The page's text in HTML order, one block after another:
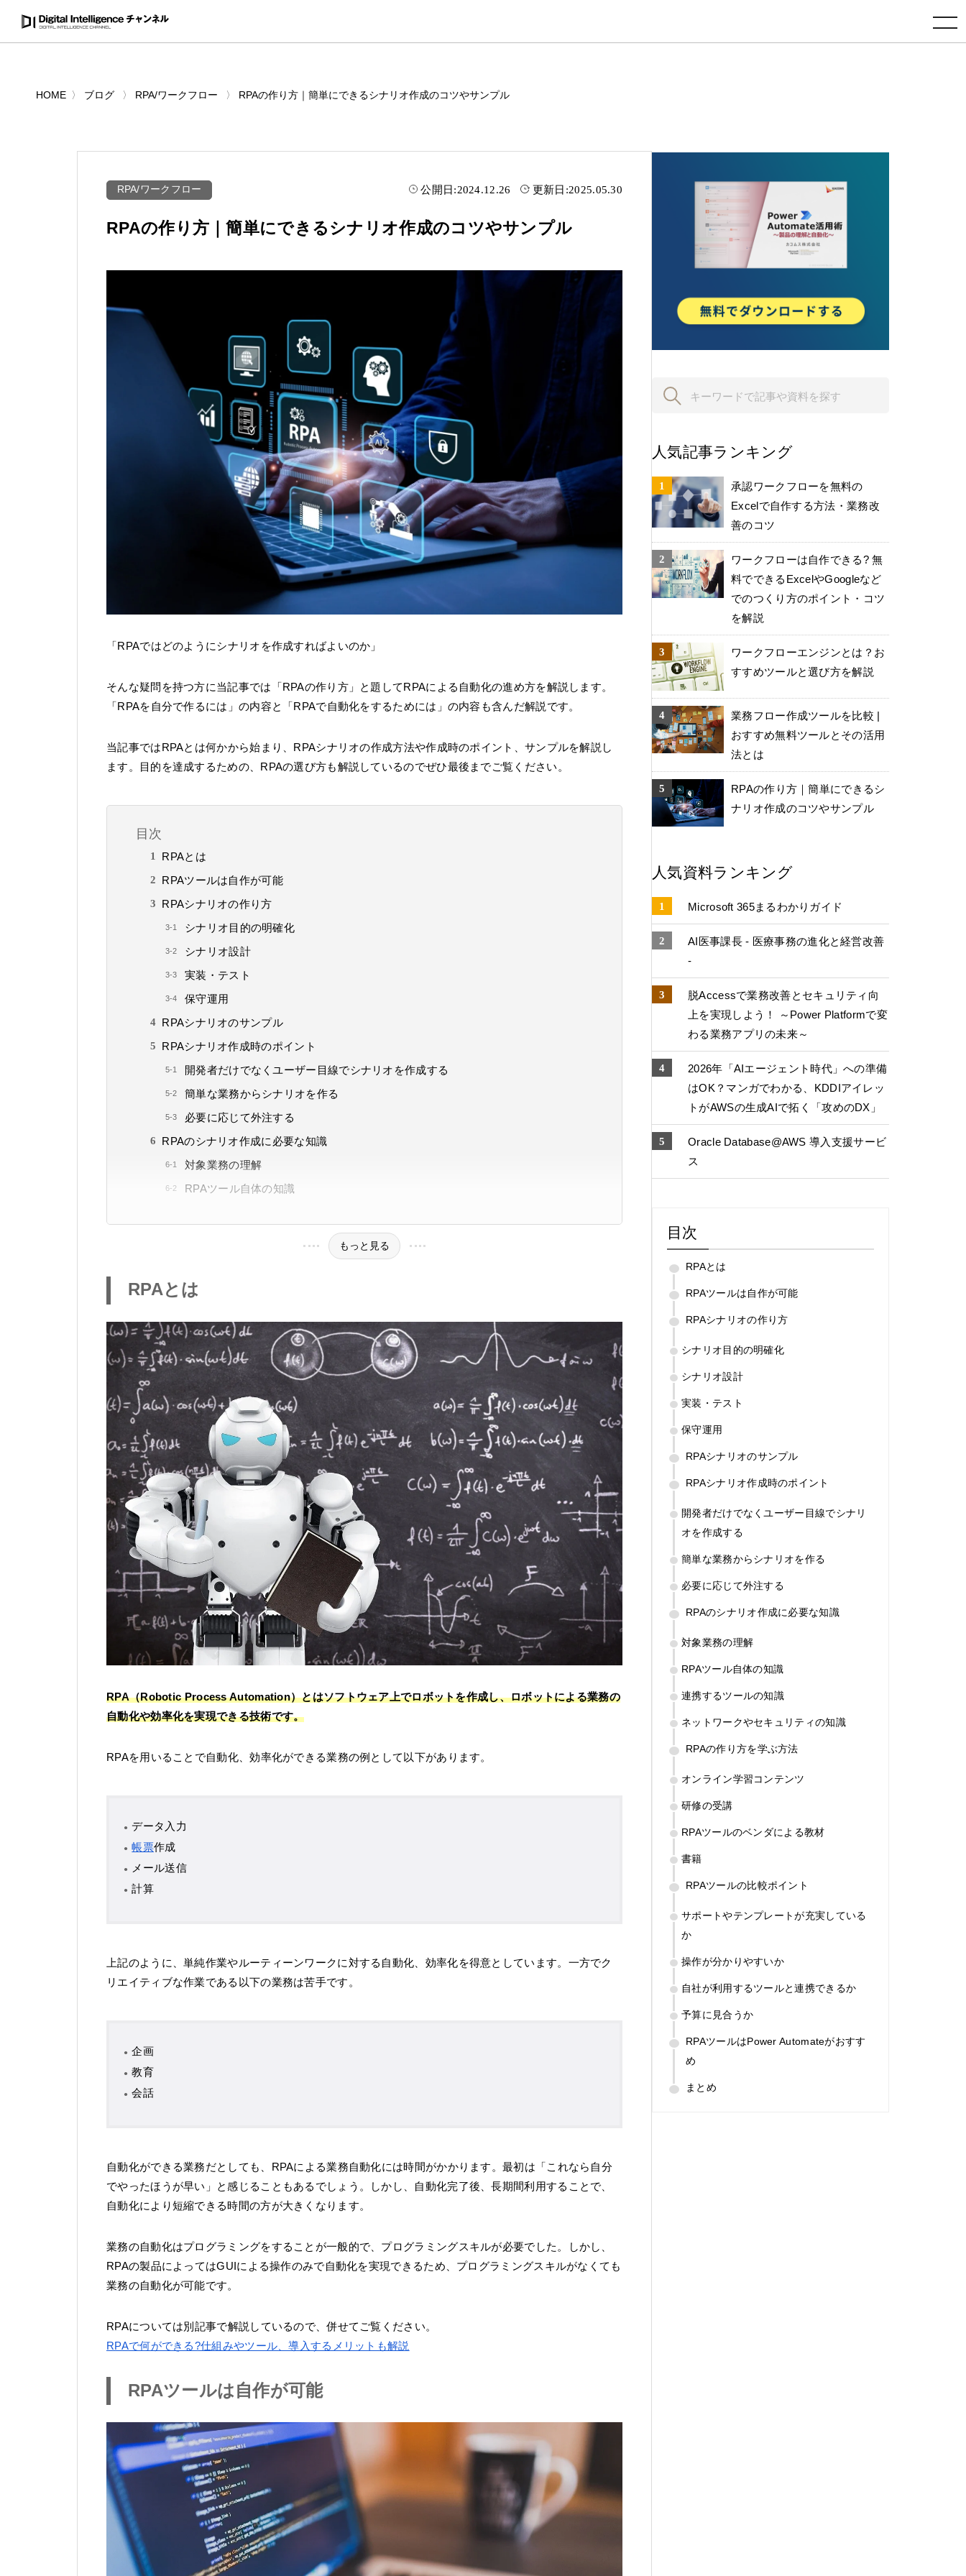
toggle navigation
HOME ブログ RPA/ワークフロー RPAの作り方｜簡単にできるシナリオ作成のコツやサンプル
RPA/ワークフロー 公開日:2024.12.26 更新日:2025.05.30
RPAの作り方｜簡単にできるシナリオ作成のコツやサンプル
「RPAではどのようにシナリオを作成すればよいのか」
そんな疑問を持つ方に当記事では「RPAの作り方」と題してRPAによる自動化の進め方を解説します。
「RPAを自分で作るには」の内容と「RPAで自動化をするためには」の内容も含んだ解説です。
当記事ではRPAとは何かから始まり、RPAシナリオの作成方法や作成時のポイント、サンプルを解説し
ます。目的を達成するための、RPAの選び方も解説しているのでぜひ最後までご覧ください。
目次
RPAとは
RPAツールは自作が可能
RPAシナリオの作り方
シナリオ目的の明確化
シナリオ設計
実装・テスト
保守運用
RPAシナリオのサンプル
RPAシナリオ作成時のポイント
開発者だけでなくユーザー目線でシナリオを作成する
簡単な業務からシナリオを作る
必要に応じて外注する
RPAのシナリオ作成に必要な知識
対象業務の理解
RPAツール自体の知識
もっと見る
RPAとは
RPA（Robotic Process Automation）とはソフトウェア上でロボットを作成し、ロボットによる業務の
自動化や効率化を実現できる技術です。
RPAを用いることで自動化、効率化ができる業務の例として以下があります。
データ入力
帳票作成
メール送信
計算
上記のように、単純作業やルーティーンワークに対する自動化、効率化を得意としています。一方でク
リエイティブな作業である以下の業務は苦手です。
企画
教育
会話
自動化ができる業務だとしても、RPAによる業務自動化には時間がかかります。最初は「これなら自分
でやったほうが早い」と感じることもあるでしょう。しかし、自動化完了後、長期間利用することで、
自動化により短縮できる時間の方が大きくなります。
業務の自動化はプログラミングをすることが一般的で、プログラミングスキルが必要でした。しかし、
RPAの製品によってはGUIによる操作のみで自動化を実現できるため、プログラミングスキルがなくても
業務の自動化が可能です。
RPAについては別記事で解説しているので、併せてご覧ください。
RPAで何ができる?仕組みやツール、導入するメリットも解説
RPAツールは自作が可能
人気記事ランキング
承認ワークフローを無料の
Excelで自作する方法・業務改
善のコツ
ワークフローは自作できる? 無
料でできるExcelやGoogleなど
でのつくり方のポイント・コツ
を解説
ワークフローエンジンとは？お
すすめツールと選び方を解説
業務フロー作成ツールを比較 |
おすすめ無料ツールとその活用
法とは
RPAの作り方｜簡単にできるシ
ナリオ作成のコツやサンプル
人気資料ランキング
Microsoft 365まるわかりガイド
AI医事課長 - 医療事務の進化と経営改善
-
脱Accessで業務改善とセキュリティ向
上を実現しよう！ ～Power Platformで変
わる業務アプリの未来～
2026年「AIエージェント時代」への準備
はOK？マンガでわかる、KDDIアイレッ
トがAWSの生成AIで拓く「攻めのDX」
Oracle Database@AWS 導入支援サービ
ス
目次
RPAとは
RPAツールは自作が可能
RPAシナリオの作り方
シナリオ目的の明確化
シナリオ設計
実装・テスト
保守運用
RPAシナリオのサンプル
RPAシナリオ作成時のポイント
開発者だけでなくユーザー目線でシナリ
オを作成する
簡単な業務からシナリオを作る
必要に応じて外注する
RPAのシナリオ作成に必要な知識
対象業務の理解
RPAツール自体の知識
連携するツールの知識
ネットワークやセキュリティの知識
RPAの作り方を学ぶ方法
オンライン学習コンテンツ
研修の受講
RPAツールのベンダによる教材
書籍
RPAツールの比較ポイント
サポートやテンプレートが充実している
か
操作が分かりやすいか
自社が利用するツールと連携できるか
予算に見合うか
RPAツールはPower Automateがおすす
め
まとめ